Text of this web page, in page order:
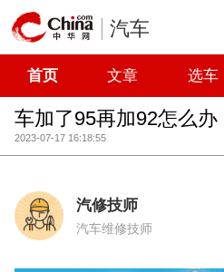
汽车
首页 文章 选车
车加了95再加92怎么办
2023-07-17 16:18:55
汽修技师
汽车维修技师